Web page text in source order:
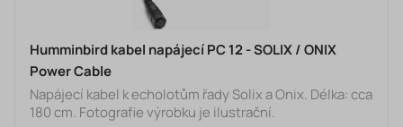
Humminbird kabel napájecí PC 12 - SOLIX / ONIX
Power Cable
Napájecí kabel k echolotům řady Solix a Onix. Délka: cca
180 cm. Fotografie výrobku je ilustrační.